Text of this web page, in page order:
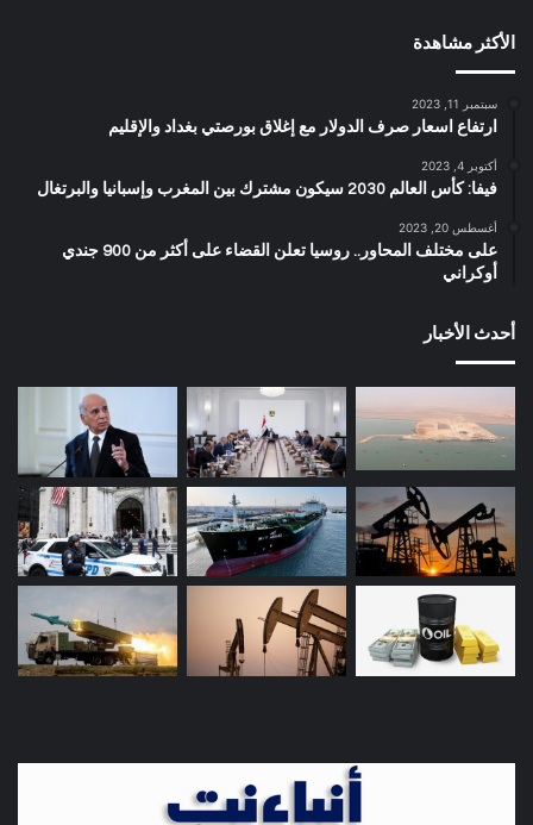
الأكثر مشاهدة
سبتمبر 11, 2023
ارتفاع اسعار صرف الدولار مع إغلاق بورصتي بغداد والإقليم
أكتوبر 4, 2023
فيفا: كأس العالم 2030 سيكون مشترك بين المغرب وإسبانيا والبرتغال
أغسطس 20, 2023
على مختلف المحاور.. روسيا تعلن القضاء على أكثر من 900 جندي
أوكراني
أحدث الأخبار